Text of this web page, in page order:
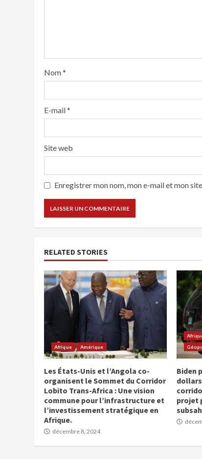
Nom*
E-mail*
Site web
Enregistrer mon nom, mon e-mail et mon
RELATED STORIES
Afrique Amérique
Les États-Unis et l’Angola co-
organisent le Sommet du Corridor
Lobito Trans-Africa : Une vision
commune pour l’infrastructure et
l’investissement stratégique en
Afrique.
décembre 8, 2024
Biden
projet